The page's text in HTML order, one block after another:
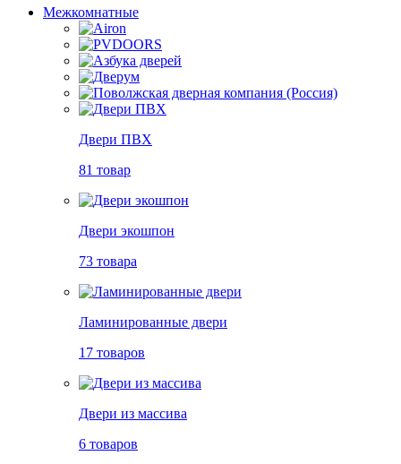
Межкомнатные
Двери ПВХ
81 товар
Двери экошпон
73 товара
Ламинированные двери
17 товаров
Двери из массива
6 товаров